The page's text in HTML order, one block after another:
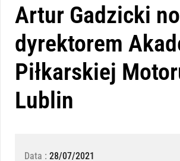
Artur Gadzicki
dyrektorem
Piłkarskiej
Lublin
Data : 28/07/2021